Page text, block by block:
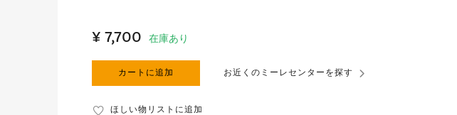
¥ 7,700 在庫あり
カートに追加 お近くのミーレセンターを探す
ほしい物リストに追加